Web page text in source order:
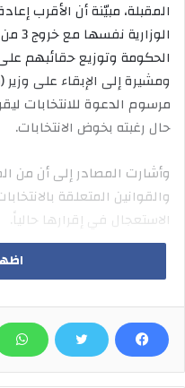
المقبلة، مبيّنة أن الأقرب
الحكومة وتوزيع حقائبهم
ومشيرة إلى الإبقاء على
مرسوم الدعوة للانتخابات
حال رغبته بخوض الانتخابات.
وأشارت المصادر إلى أن من
والقوانين المتعلقة
الاستعجال في إقرارها حالياً.
وشدّدت المصادر على دراسة
مزاياه إضافة إلى الملاحظات
رئيس الوزراء الشيخ